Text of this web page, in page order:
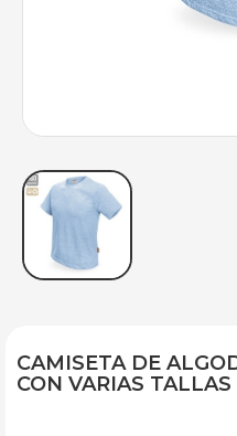
CAMISETA DE
CON VARIAS